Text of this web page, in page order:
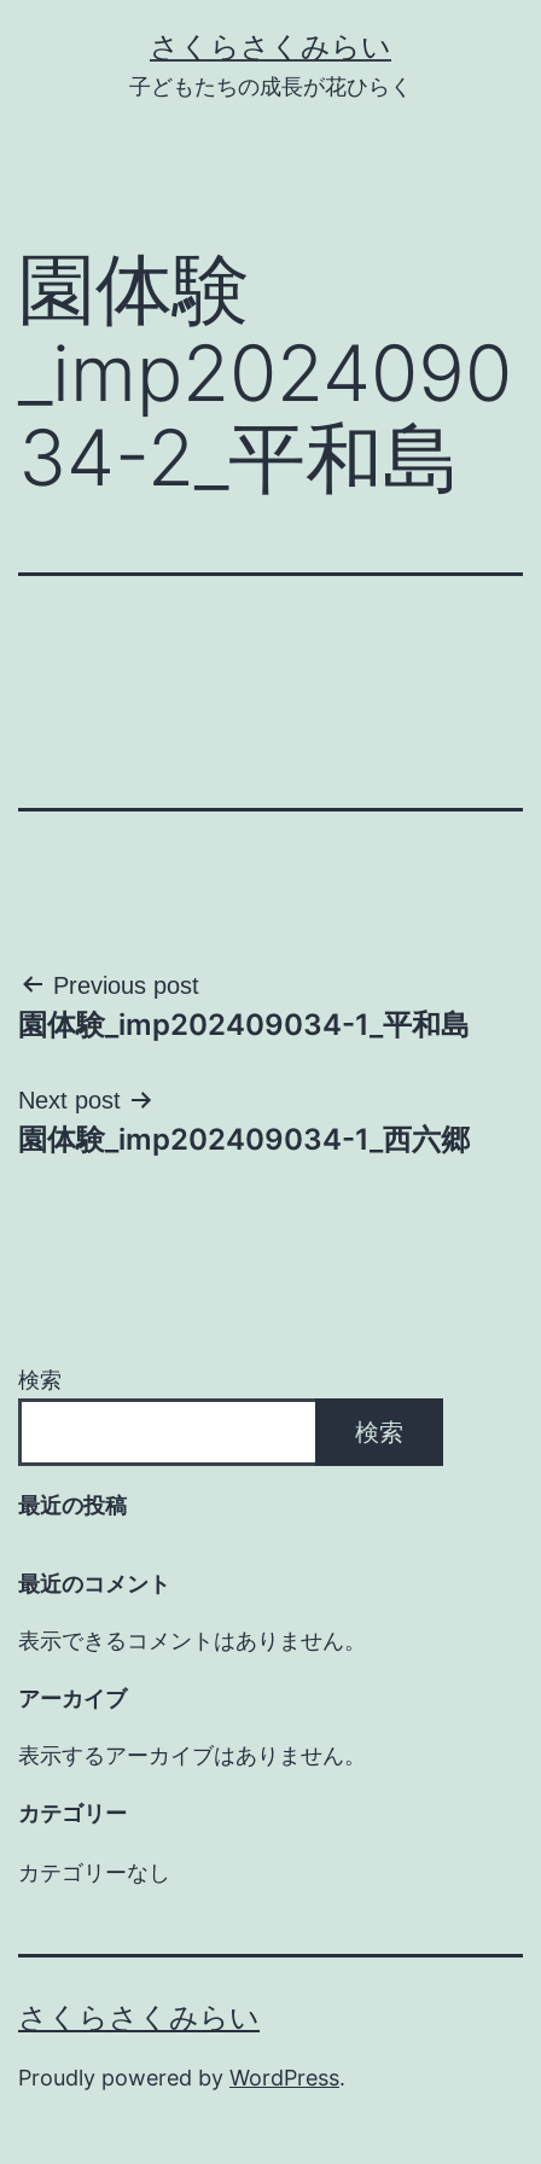
さくらさくみらい
子どもたちの成長が花ひらく
園体験
_imp2024090
34-2_平和島
投
稿
ナ
ビ
ョ
Previous post
園体験_imp202409034-1_平和島
Next post
園体験_imp202409034-1_西六郷
検索
検索
最近の投稿
最近のコメント
表示できるコメントはありません。
アーカイブ
表示するアーカイブはありません。
カテゴリー
カテゴリーなし
さくらさくみらい
Proudly powered by WordPress.